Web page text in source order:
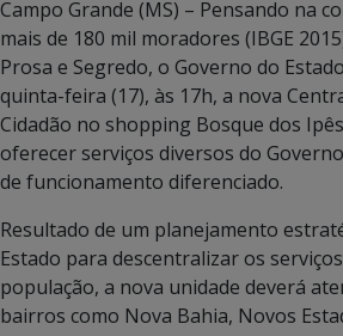
Campo Grande (MS) – Pensando na
mais de 180 mil moradores (IBGE
Prosa e Segredo, o Governo do
quinta-feira (17), às 17h, a nova
Cidadão no shopping Bosque dos
oferecer serviços diversos do
de funcionamento diferenciado.
Resultado de um planejamento
Estado para descentralizar os
população, a nova unidade deverá
bairros como Nova Bahia, Novos